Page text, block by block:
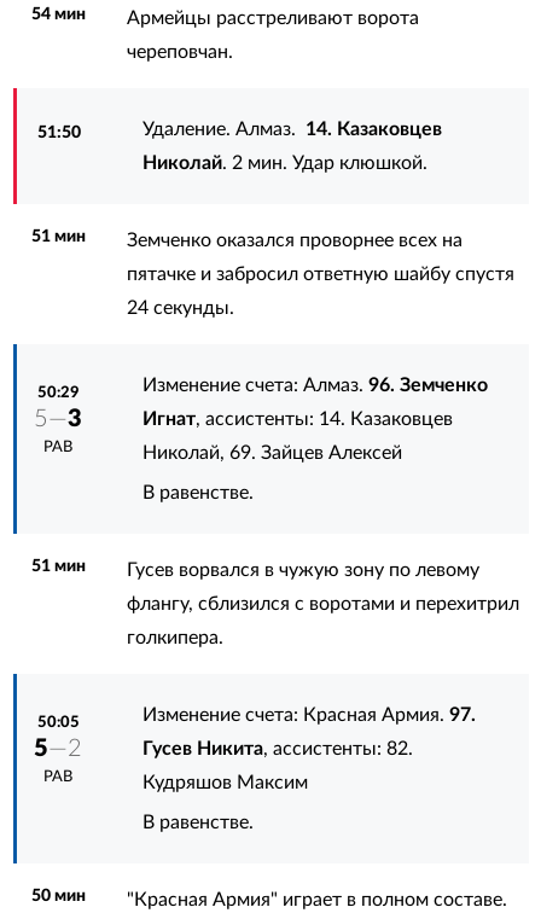
54 мин
Армейцы расстреливают ворота
череповчан.
51:50 Удаление. Алмаз. 14. Казаковцев
Николай. 2 мин. Удар клюшкой.
51 мин
Земченко оказался проворнее всех на
пятачке и забросил ответную шайбу спустя
24 секунды.
50:29
5—3
РАВ
Изменение счета: Алмаз.96. Земченко
Игнат, ассистенты: 14. Казаковцев
Николай,69. Зайцев Алексей
В равенстве.
51 мин
Гусев ворвался в чужую зону по левому
флангу, сблизился с воротами и перехитрил
голкипера.
50:05
5—2
РАВ
Изменение счета: Красная Армия.97.
Гусев Никита, ассистенты:82.
Кудряшов Максим
В равенстве.
50 мин "Красная Армия" играет в полном составе.